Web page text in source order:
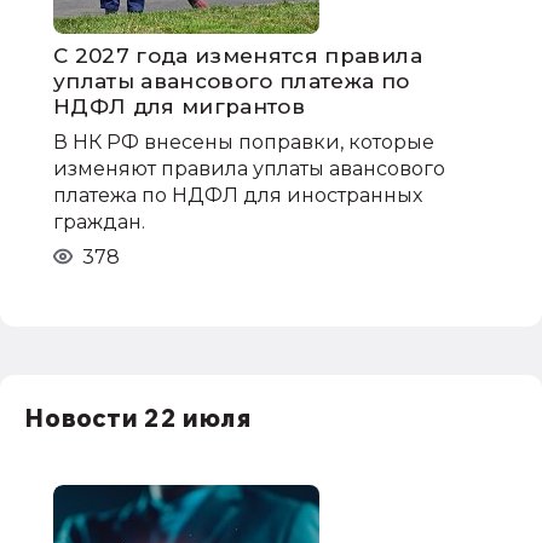
С 2027 года изменятся правила
уплаты авансового платежа по
НДФЛ для мигрантов
В НК РФ внесены поправки, которые
изменяют правила уплаты авансового
платежа по НДФЛ для иностранных
граждан.
378
Новости 22 июля